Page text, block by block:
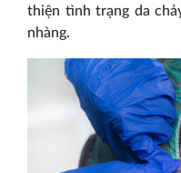
thiện tình trạng da
nhàng.